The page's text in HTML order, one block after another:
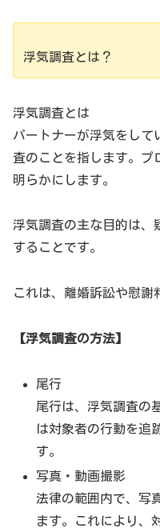
浮気調査とは？
浮気調査とは
パートナーが浮気をして
査のことを指します。プ
明らかにします。
浮気調査の主な目的は、
することです。
これは、離婚訴訟や慰謝
【浮気調査の方法】
尾行
尾行は、浮気調査の
は対象者の行動を追
す。
写真・動画撮影
法律の範囲内で、写
ます。これにより、